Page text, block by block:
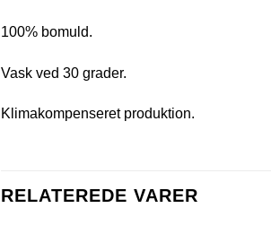
100% bomuld.
Vask ved 30 grader.
Klimakompenseret produktion.
RELATEREDE VARER